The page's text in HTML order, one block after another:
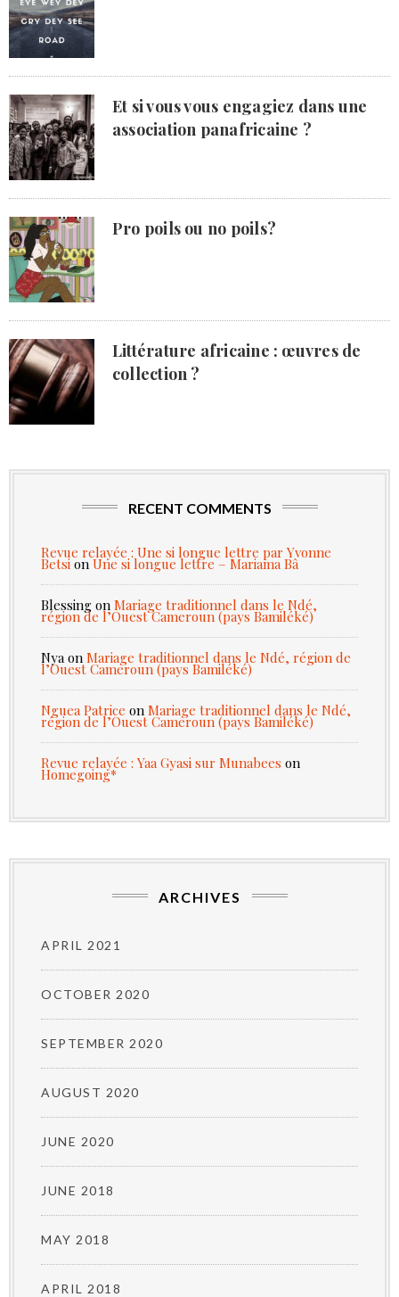
Et si vous vous engagiez dans une
association panafricaine ?
Pro poils ou no poils?
Littérature africaine : œuvres de
collection ?
RECENT COMMENTS
Revue relayée : Une si longue lettre par Yvonne
BetsionUne si longue lettre – Mariama Bâ
Blessing on Mariage traditionnel dans le Ndé,
région de l’Ouest Cameroun (pays Bamiléké)
Nya on Mariage traditionnel dans le Ndé, région de
l’Ouest Cameroun (pays Bamiléké)
Nguea Patrice on Mariage traditionnel dans le Ndé,
région de l’Ouest Cameroun (pays Bamiléké)
Revue relayée : Yaa Gyasi sur Munabees on
Homegoing*
ARCHIVES
APRIL 2021
OCTOBER 2020
SEPTEMBER 2020
AUGUST 2020
JUNE 2020
JUNE 2018
MAY 2018
APRIL 2018